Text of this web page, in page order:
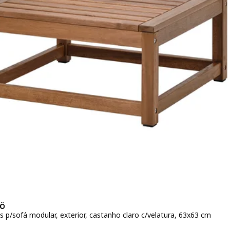
p/sofá modular, exterior, castanho claro c/velatura, 63x63 cm